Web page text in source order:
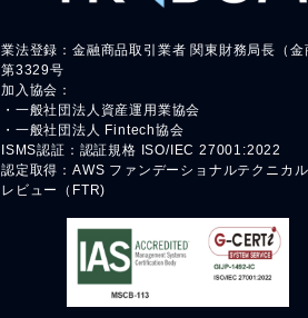
業法登録：金融商品取引業者 関東財務局長（金
第3329号
加入協会：
・一般社団法人資産運用業協会
・一般社団法人 Fintech協会
ISMS認証：認証規格 ISO/IEC 27001:2022
認定取得：AWS ファンデーショナルテクニカル
レビュー（FTR)